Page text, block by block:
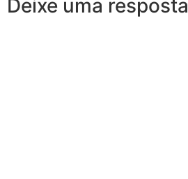
Deixe uma resposta